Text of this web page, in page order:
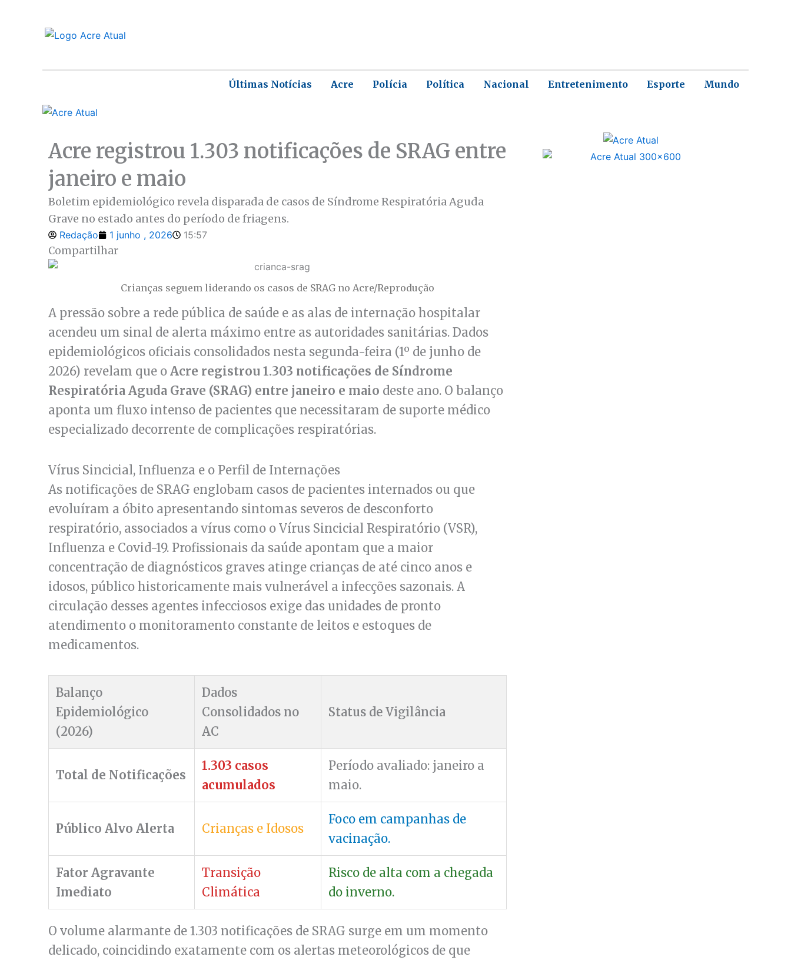
Últimas Notícias Acre Polícia Política Nacional Entretenimento Esporte Mundo
Acre registrou 1.303 notificações de SRAG entre
janeiro e maio
Boletim epidemiológico revela disparada de casos de Síndrome Respiratória Aguda
Grave no estado antes do período de friagens.
Redação 1 junho , 2026 15:57
Compartilhar
Crianças seguem liderando os casos de SRAG no Acre/Reprodução
A pressão sobre a rede pública de saúde e as alas de internação hospitalar
acendeu um sinal de alerta máximo entre as autoridades sanitárias. Dados
epidemiológicos oficiais consolidados nesta segunda-feira (1º de junho de
2026) revelam que o Acre registrou 1.303 notificações de Síndrome
Respiratória Aguda Grave (SRAG) entre janeiro e maio deste ano. O balanço
aponta um fluxo intenso de pacientes que necessitaram de suporte médico
especializado decorrente de complicações respiratórias.
Vírus Sincicial, Influenza e o Perfil de Internações
As notificações de SRAG englobam casos de pacientes internados ou que
evoluíram a óbito apresentando sintomas severos de desconforto
respiratório, associados a vírus como o Vírus Sincicial Respiratório (VSR),
Influenza e Covid-19. Profissionais da saúde apontam que a maior
concentração de diagnósticos graves atinge crianças de até cinco anos e
idosos, público historicamente mais vulnerável a infecções sazonais. A
circulação desses agentes infecciosos exige das unidades de pronto
atendimento o monitoramento constante de leitos e estoques de
medicamentos.
Balanço
Epidemiológico
(2026)
Dados
Consolidados no
AC
Status de Vigilância
Total de Notificações
1.303 casos
acumulados
Período avaliado: janeiro a
maio.
Público Alvo Alerta Crianças e Idosos
Foco em campanhas de
vacinação.
Fator Agravante
Imediato
Transição
Climática
Risco de alta com a chegada
do inverno.
O volume alarmante de 1.303 notificações de SRAG surge em um momento
delicado, coincidindo exatamente com os alertas meteorológicos de que